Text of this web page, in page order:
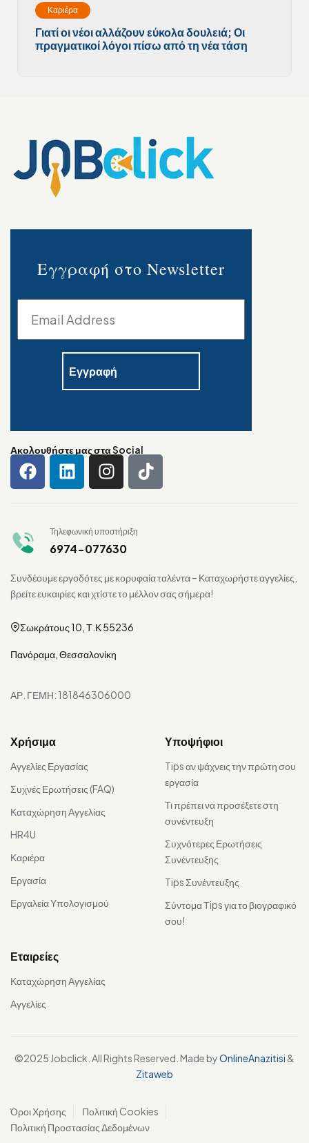
Καριέρα
Γιατί οι νέοι αλλάζουν εύκολα δουλειά; Οι
πραγματικοί λόγοι πίσω από τη νέα τάση
Εγγραφή στο Newsletter
Ακολουθήστε μας στα Social
Τηλεφωνική υποστήριξη
6974-077630
Συνδέουμε εργοδότες με κορυφαία ταλέντα – Καταχωρήστε αγγελίες,
βρείτε ευκαιρίες και χτίστε το μέλλον σας σήμερα!
Σωκράτους 10, Τ.Κ 55236
Πανόραμα, Θεσσαλονίκη
ΑΡ. ΓΕΜΗ: 181846306000
Χρήσιμα
Αγγελίες Εργασίας
Συχνές Ερωτήσεις (FAQ)
Καταχώρηση Αγγελίας
HR4U
Καριέρα
Εργασία
Εργαλεία Υπολογισμού
Υποψήφιοι
Tips αν ψάχνεις την πρώτη σου
εργασία
Τι πρέπει να προσέξετε στη
συνέντευξη
Συχνότερες Ερωτήσεις
Συνέντευξης
Tips Συνέντευξης
Σύντομα Τips για το βιογραφικό
σου!
Εταιρείες
Καταχώρηση Αγγελίας
Αγγελίες
©2025 Jobclick. All Rights Reserved. Made byOnlineAnazitisi &
Zitaweb
Όροι Χρήσης
Πολιτική Cookies
Πολιτική Προστασίας Δεδομένων